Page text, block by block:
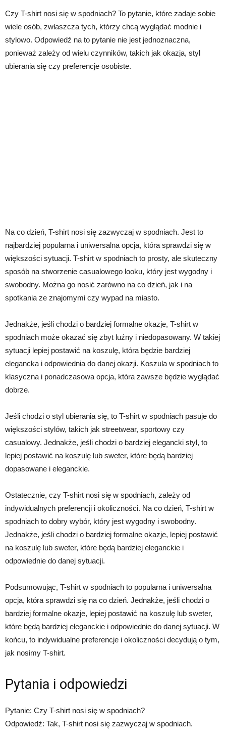
Czy T-shirt nosi się w spodniach? To pytanie, które zadaje sobie
wiele osób, zwłaszcza tych, którzy chcą wyglądać modnie i
stylowo. Odpowiedź na to pytanie nie jest jednoznaczna,
ponieważ zależy od wielu czynników, takich jak okazja, styl
ubierania się czy preferencje osobiste.
Na co dzień, T-shirt nosi się zazwyczaj w spodniach. Jest to
najbardziej popularna i uniwersalna opcja, która sprawdzi się w
większości sytuacji. T-shirt w spodniach to prosty, ale skuteczny
sposób na stworzenie casualowego looku, który jest wygodny i
swobodny. Można go nosić zarówno na co dzień, jak i na
spotkania ze znajomymi czy wypad na miasto.
Jednakże, jeśli chodzi o bardziej formalne okazje, T-shirt w
spodniach może okazać się zbyt luźny i niedopasowany. W takiej
sytuacji lepiej postawić na koszulę, która będzie bardziej
elegancka i odpowiednia do danej okazji. Koszula w spodniach to
klasyczna i ponadczasowa opcja, która zawsze będzie wyglądać
dobrze.
Jeśli chodzi o styl ubierania się, to T-shirt w spodniach pasuje do
większości stylów, takich jak streetwear, sportowy czy
casualowy. Jednakże, jeśli chodzi o bardziej elegancki styl, to
lepiej postawić na koszulę lub sweter, które będą bardziej
dopasowane i eleganckie.
Ostatecznie, czy T-shirt nosi się w spodniach, zależy od
indywidualnych preferencji i okoliczności. Na co dzień, T-shirt w
spodniach to dobry wybór, który jest wygodny i swobodny.
Jednakże, jeśli chodzi o bardziej formalne okazje, lepiej postawić
na koszulę lub sweter, które będą bardziej eleganckie i
odpowiednie do danej sytuacji.
Podsumowując, T-shirt w spodniach to popularna i uniwersalna
opcja, która sprawdzi się na co dzień. Jednakże, jeśli chodzi o
bardziej formalne okazje, lepiej postawić na koszulę lub sweter,
które będą bardziej eleganckie i odpowiednie do danej sytuacji. W
końcu, to indywidualne preferencje i okoliczności decydują o tym,
jak nosimy T-shirt.
Pytania i odpowiedzi
Pytanie: Czy T-shirt nosi się w spodniach?
Odpowiedź: Tak, T-shirt nosi się zazwyczaj w spodniach.